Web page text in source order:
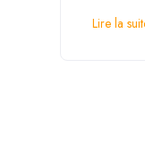
Lire la